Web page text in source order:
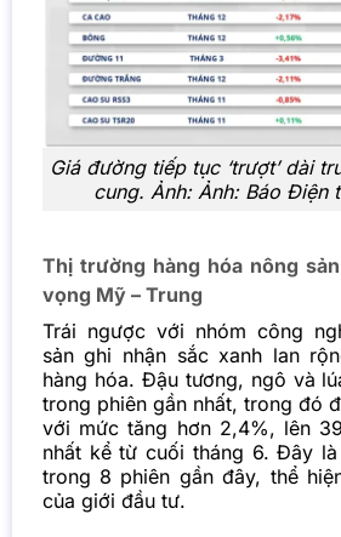
Giá đường tiếp tục ‘trượt’ dài
cung. Ảnh: Ảnh: Báo Điện
Thị trường hàng hóa nông
vọng Mỹ – Trung
Trái ngược với nhóm công
sản ghi nhận sắc xanh lan
hàng hóa. Đậu tương, ngô và
trong phiên gần nhất, trong đó
với mức tăng hơn 2,4%, lên
nhất kể từ cuối tháng 6. Đây
trong 8 phiên gần đây, thể
của giới đầu tư.